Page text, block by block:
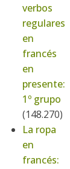
verbos
regulares
en
francés
en
presente:
1º grupo
(148.270)
La ropa
en
francés: